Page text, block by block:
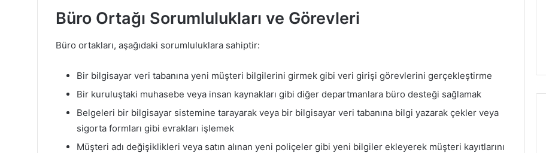
Büro Ortağı Sorumlulukları ve Görevleri
Büro ortakları, aşağıdaki sorumluluklara sahiptir:
Bir bilgisayar veri tabanına yeni müşteri bilgilerini girmek gibi veri girişi görevlerini gerçekleştirme
Bir kuruluştaki muhasebe veya insan kaynakları gibi diğer departmanlara büro desteği sağlamak
Belgeleri bir bilgisayar sistemine tarayarak veya bir bilgisayar veri tabanına bilgi yazarak çekler veya
sigorta formları gibi evrakları işlemek
Müşteri adı değişiklikleri veya satın alınan yeni poliçeler gibi yeni bilgiler ekleyerek müşteri kayıtlarını